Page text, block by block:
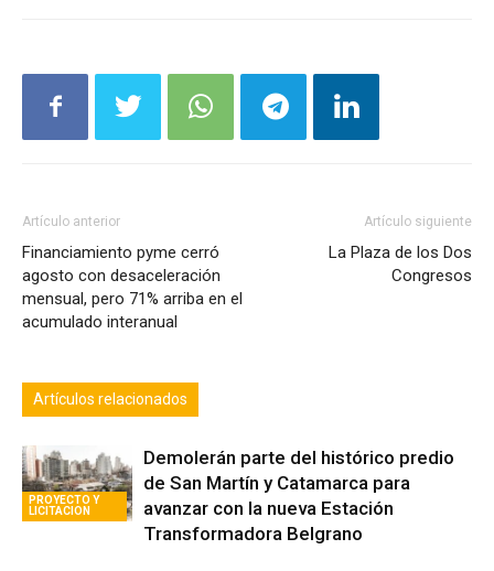
Artículo anterior
Financiamiento pyme cerró
agosto con desaceleración
mensual, pero 71% arriba en el
acumulado interanual
Artículo siguiente
La Plaza de los Dos
Congresos
Artículos relacionados
PROYECTO Y
LICITACION
Demolerán parte del histórico predio
de San Martín y Catamarca para
avanzar con la nueva Estación
Transformadora Belgrano